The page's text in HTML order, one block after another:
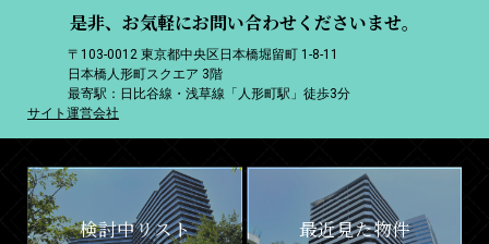
是非、お気軽にお問い合わせくださいませ。
〒103-0012 東京都中央区日本橋堀留町 1-8-11
日本橋人形町スクエア 3階
最寄駅：日比谷線・浅草線「人形町駅」徒歩3分
サイト運営会社
検討中リスト 最近見た物件